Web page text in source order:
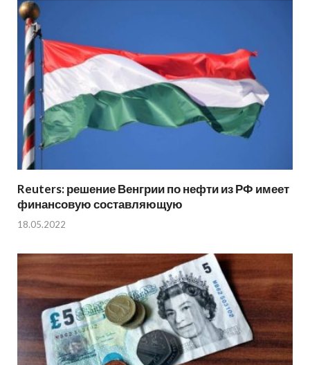
Reuters: решение Венгрии по нефти из РФ имеет
финансовую составляющую
18.05.2022